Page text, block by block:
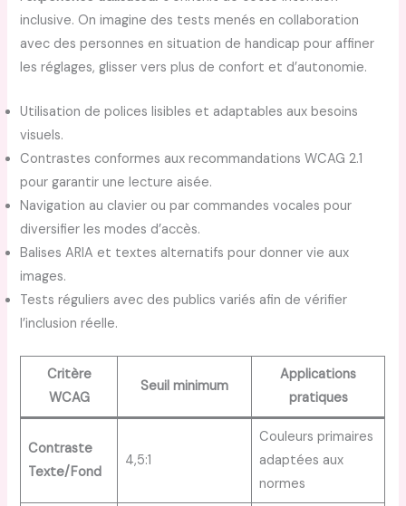
inclusive. On imagine des tests menés en collaboration
avec des personnes en situation de handicap pour affiner
les réglages, glisser vers plus de confort et d’autonomie.
Utilisation de polices lisibles et adaptables aux besoins
visuels.
Contrastes conformes aux recommandations WCAG 2.1
pour garantir une lecture aisée.
Navigation au clavier ou par commandes vocales pour
diversifier les modes d’accès.
Balises ARIA et textes alternatifs pour donner vie aux
images.
Tests réguliers avec des publics variés afin de vérifier
l’inclusion réelle.
Critère
WCAG
Seuil minimum
Applications
pratiques
Contraste
Texte/Fond
4,5:1
Couleurs primaires
adaptées aux
normes